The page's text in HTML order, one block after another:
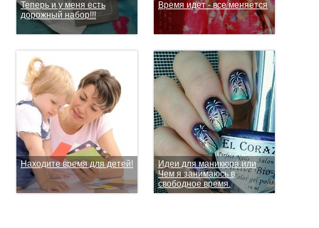
Теперь и у меня есть
дорожный набор!!!
Время идет - все меняется
Находите время для детей!
Идеи для маникюра или
Чем я занимаюсь в
свободное время.